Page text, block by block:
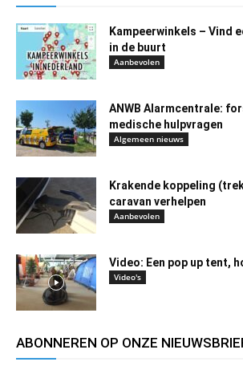
Kampeerwinkels – Vind
in de buurt
Aanbevolen
ANWB Alarmcentrale:
medische hulpvragen
Algemeen nieuws
Krakende koppeling
caravan verhelpen
Aanbevolen
Video: Een pop up tent,
Video's
ABONNEREN OP ONZE